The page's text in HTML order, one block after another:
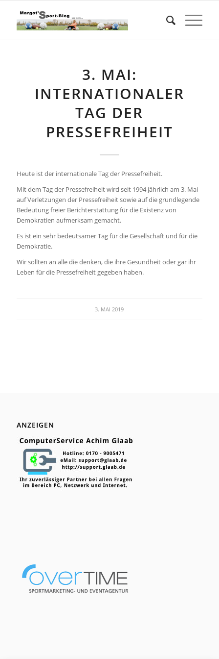
3. MAI:
INTERNATIONALER
TAG DER
PRESSEFREIHEIT
Heute ist der internationale Tag der Pressefreiheit.
Mit dem Tag der Pressefreiheit wird seit 1994 jährlich am 3. Mai
auf Verletzungen der Pressefreiheit sowie auf die grundlegende
Bedeutung freier Berichterstattung für die Existenz von
Demokratien aufmerksam gemacht.
Es ist ein sehr bedeutsamer Tag für die Gesellschaft und für die
Demokratie.
Wir sollten an alle die denken, die ihre Gesundheit oder gar ihr
Leben für die Pressefreiheit gegeben haben.
3. MAI 2019
ANZEIGEN